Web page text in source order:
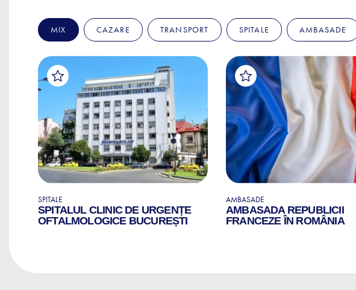
MIX CAZARE TRANSPORT SPITALE AMBASADE
SPITALE
SPITALUL CLINIC DE URGENȚE
OFTALMOLOGICE BUCUREȘTI
AMBASADE
AMBASADA REPUBLICII
FRANCEZE ÎN ROMÂNIA